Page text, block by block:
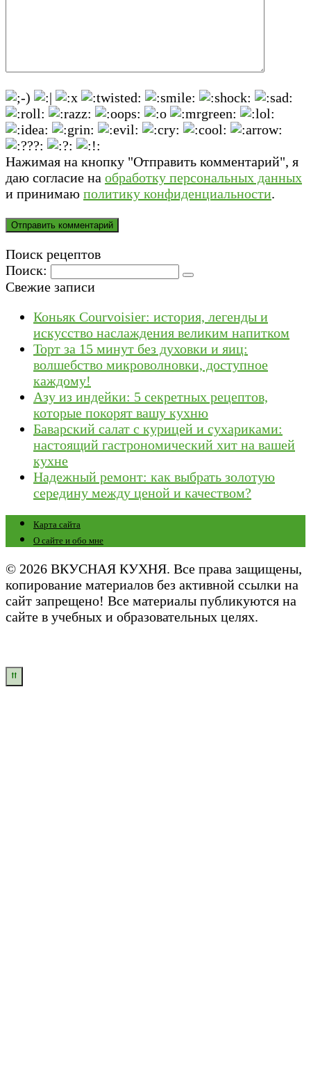
Нажимая на кнопку "Отправить комментарий", я
даю согласие на обработку персональных данных
и принимаю политику конфиденциальности.
Поиск рецептов
Поиск:
Свежие записи
Коньяк Courvoisier: история, легенды и
искусство наслаждения великим напитком
Торт за 15 минут без духовки и яиц:
волшебство микроволновки, доступное
каждому!
Азу из индейки: 5 секретных рецептов,
которые покорят вашу кухню
Баварский салат с курицей и сухариками:
настоящий гастрономический хит на вашей
кухне
Надежный ремонт: как выбрать золотую
середину между ценой и качеством?
Карта сайта
О сайте и обо мне
© 2026 ВКУСНАЯ КУХНЯ. Все права защищены,
копирование материалов без активной ссылки на
сайт запрещено! Все материалы публикуются на
сайте в учебных и образовательных целях.